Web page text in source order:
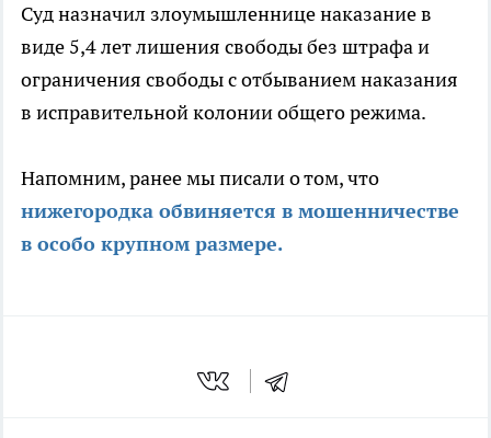
Суд назначил злоумышленнице наказание в
виде 5,4 лет лишения свободы без штрафа и
ограничения свободы с отбыванием наказания
в исправительной колонии общего режима.
Напомним, ранее мы писали о том, что
нижегородка обвиняется в мошенничестве
в особо крупном размере.